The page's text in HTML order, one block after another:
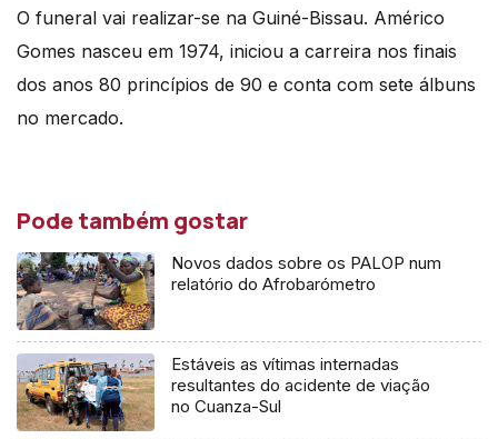
O funeral vai realizar-se na Guiné-Bissau. Américo
Gomes nasceu em 1974, iniciou a carreira nos finais
dos anos 80 princípios de 90 e conta com sete álbuns
no mercado.
Pode também gostar
Novos dados sobre os PALOP num
relatório do Afrobarómetro
Estáveis as vítimas internadas
resultantes do acidente de viação
no Cuanza-Sul